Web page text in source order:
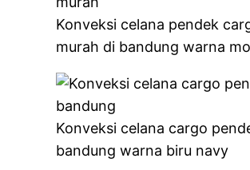
Konveksi celana pendek
murah di bandung warna
Konveksi celana cargo
bandung warna biru navy